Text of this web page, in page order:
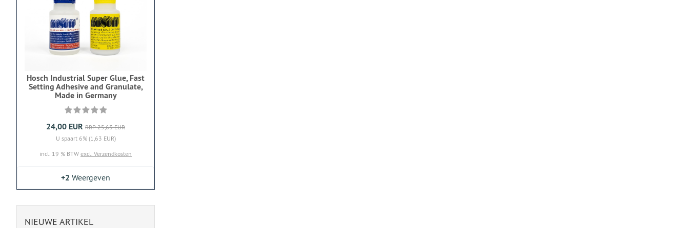
Hosch Industrial Super Glue, Fast
Setting Adhesive and Granulate,
Made in Germany
24,00 EUR RRP 25,63 EUR
U spaart 6% (1,63 EUR)
incl. 19 % BTW excl. Verzendkosten
+2 Weergeven
NIEUWE ARTIKEL